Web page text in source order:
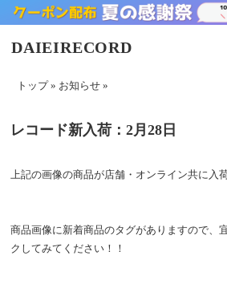
DAIEIRECORD
トップ» お知らせ »
レコード新入荷：2月28日
上記の画像の商品が店舗・オンライン共に入
商品画像に新着商品のタグがありますので、
クしてみてください！！